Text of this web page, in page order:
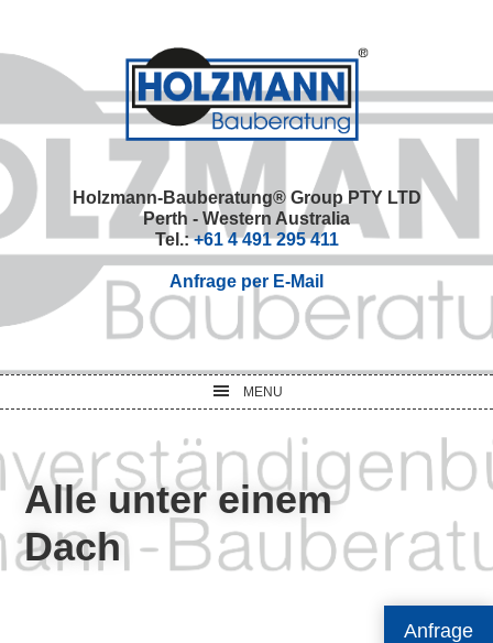
Anfrage
primary
primary
Holzmann-Bauberatung® Group PTY LTD
Perth - Western Australia
Tel.:+61 4 491 295 411
Anfrage per E-Mail
MENU
Alle unter einem
Dach